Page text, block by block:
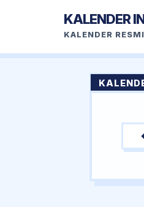
KALENDER
KALENDER